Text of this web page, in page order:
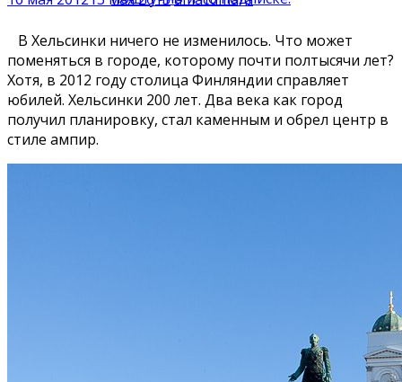
В Хельсинки ничего не изменилось. Что может
поменяться в городе, которому почти полтысячи лет?
Хотя, в 2012 году столица Финляндии справляет
юбилей. Хельсинки 200 лет. Два века как город
получил планировку, стал каменным и обрел центр в
стиле ампир.